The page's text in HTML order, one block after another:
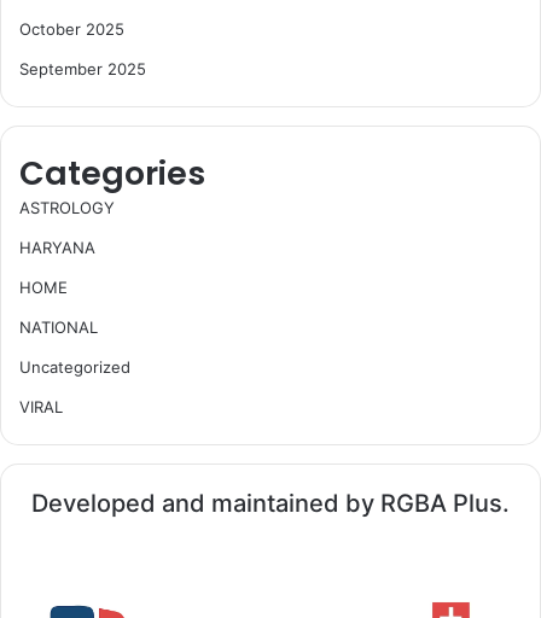
October 2025
September 2025
Categories
ASTROLOGY
HARYANA
HOME
NATIONAL
Uncategorized
VIRAL
Developed and maintained by RGBA Plus.